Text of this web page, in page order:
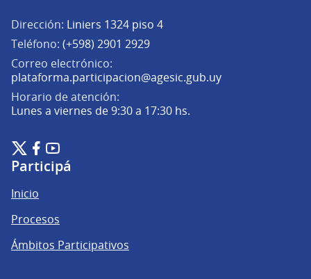
Dirección: Liniers 1324 piso 4
Teléfono: (+598) 2901 2929
Correo electrónico:
plataforma.participacion@agesic.gub.uy(Abrir en una
Horario de atención:
Lunes a viernes de 9:30 a 17:30 hs.
Plataforma de Participación Ciudadana Digital en X
(Enlace externo)
Plataforma de Participación Ciudadana Digital en Facebook
(Enlace externo)
Plataforma de Participación Ciudadana Digital en
(Enlace externo)
Participá
Inicio
Procesos
Ámbitos Participativos